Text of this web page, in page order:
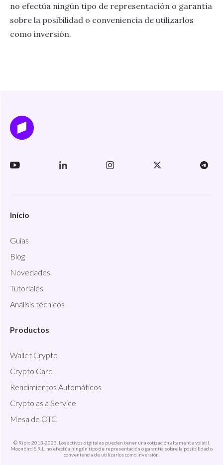
no efectúa ningún tipo de representación o garantía
sobre la posibilidad o conveniencia de utilizarlos
como inversión.
Início
Guías
Blog
Novedades
Tutoriales
Análisis técnicos
Productos
Wallet Crypto
Crypto Card
Rendimientos Automáticos
Crypto as a Service
Mesa de OTC
© Ripio 2013-2023. Los activos digitales pueden tener una cotización altamente volátil.
Moonbird S.R.L. no efectúa ningún tipo de representación o garantía sobre la posibilidad o
conveniencia de utilizarlos como inversión.